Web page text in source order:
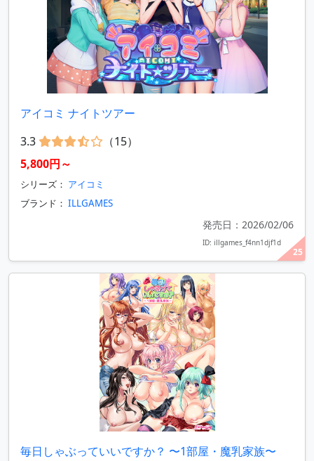
25
アイコミ ナイトツアー
3.3
（15）
5,800円～
シリーズ： アイコミ
ブランド： ILLGAMES
発売日：2026/02/06
ID: illgames_f4nn1djf1d
毎日しゃぶっていいですか？ 〜1部屋・魔乳家族〜